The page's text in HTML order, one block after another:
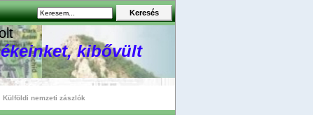
kibővült
Külföldi nemzeti zászlók